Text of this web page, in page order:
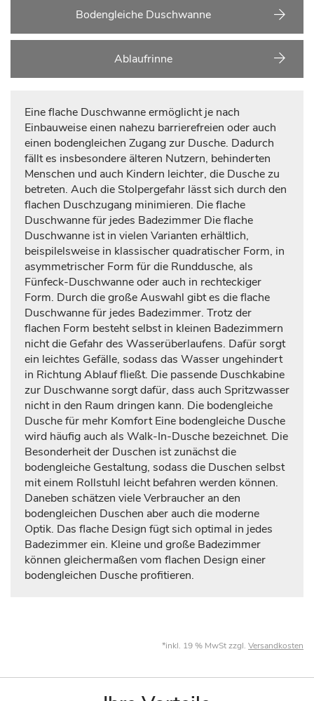
Bodengleiche Duschwanne
Ablaufrinne
Eine flache Duschwanne ermöglicht je nach
Einbauweise einen nahezu barrierefreien oder auch
einen bodengleichen Zugang zur Dusche. Dadurch
fällt es insbesondere älteren Nutzern, behinderten
Menschen und auch Kindern leichter, die Dusche zu
betreten. Auch die Stolpergefahr lässt sich durch den
flachen Duschzugang minimieren. Die flache
Duschwanne für jedes Badezimmer Die flache
Duschwanne ist in vielen Varianten erhältlich,
beispilelsweise in klassischer quadratischer Form, in
asymmetrischer Form für die Runddusche, als
Fünfeck-Duschwanne oder auch in rechteckiger
Form. Durch die große Auswahl gibt es die flache
Duschwanne für jedes Badezimmer. Trotz der
flachen Form besteht selbst in kleinen Badezimmern
nicht die Gefahr des Wasserüberlaufens. Dafür sorgt
ein leichtes Gefälle, sodass das Wasser ungehindert
in Richtung Ablauf fließt. Die passende Duschkabine
zur Duschwanne sorgt dafür, dass auch Spritzwasser
nicht in den Raum dringen kann. Die bodengleiche
Dusche für mehr Komfort Eine bodengleiche Dusche
wird häufig auch als Walk-In-Dusche bezeichnet. Die
Besonderheit der Duschen ist zunächst die
bodengleiche Gestaltung, sodass die Duschen selbst
mit einem Rollstuhl leicht befahren werden können.
Daneben schätzen viele Verbraucher an den
bodengleichen Duschen aber auch die moderne
Optik. Das flache Design fügt sich optimal in jedes
Badezimmer ein. Kleine und große Badezimmer
können gleichermaßen vom flachen Design einer
bodengleichen Dusche profitieren.
*inkl. 19 % MwSt zzgl. Versandkosten